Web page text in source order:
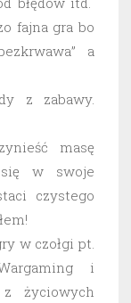
fajna gra bo
a
z zabawy.
masę
się w swoje
czystego
w czołgi pt.
i
życiowych